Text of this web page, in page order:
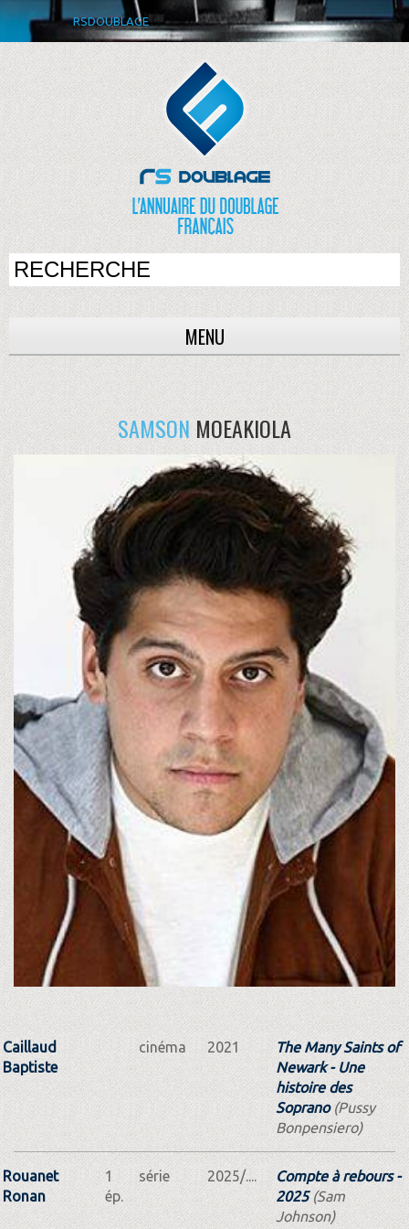
RSDOUBLAGE
MENU
SAMSONMOEAKIOLA
Caillaud
Baptiste
cinéma 2021
The Many Saints of
Newark - Une
histoire des
Soprano(Pussy
Bonpensiero)
Rouanet
Ronan
1
ép.
série 2025/....
Compte à rebours -
2025(Sam
Johnson)